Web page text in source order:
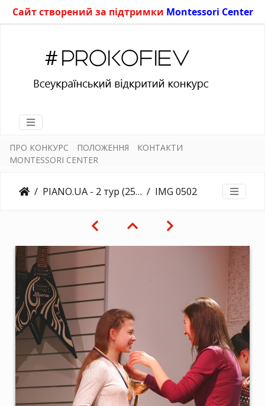
Сайт створений за підтримки Montessori Center
ПРО КОНКУРС ПОЛОЖЕННЯ
КОНТАКТИ
MONTESSORI CENTER
PIANO.UA - 2 тур (25.03.2018) IMG 0502